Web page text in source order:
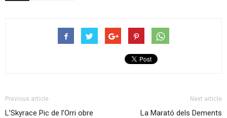
Previous article
L’Skyrace Pic de l’Orri obre
Next article
La Marató dels Dements